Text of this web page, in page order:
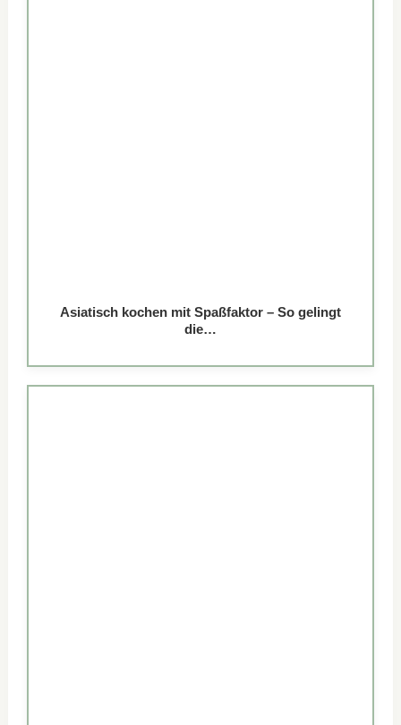
Asiatisch kochen mit Spaßfaktor – So gelingt
die…